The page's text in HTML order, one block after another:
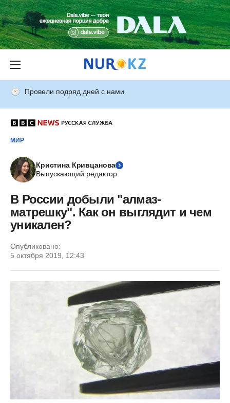
Провели подряд дней с нами
МИР
Кристина Кривцанова
Выпускающий редактор
В России добыли "алмаз-
матрешку". Как он выглядит и чем
уникален?
Опубликовано:
5 октября 2019, 12:43